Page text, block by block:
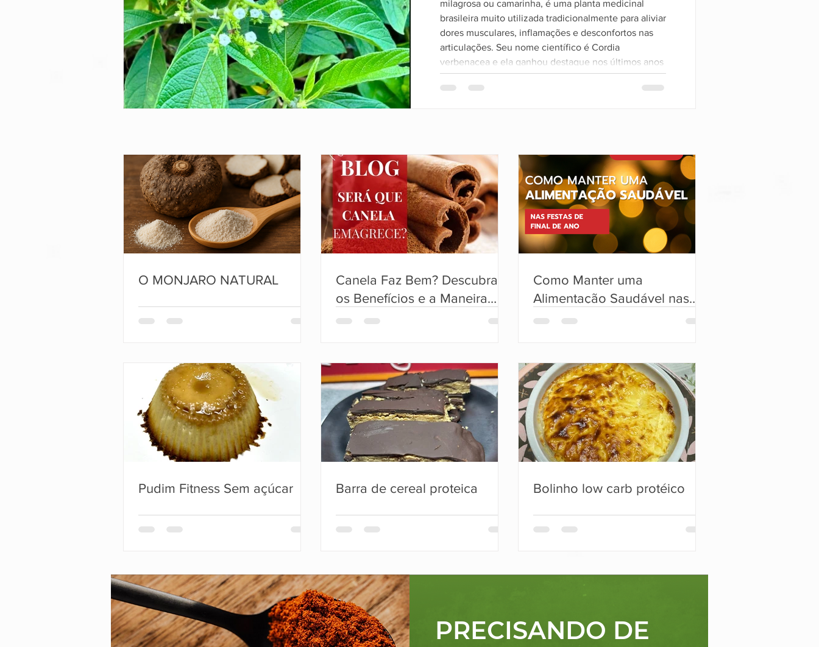
milagrosa ou camarinha, é uma planta medicinal
brasileira muito utilizada tradicionalmente para aliviar
dores musculares, inflamações e desconfortos nas
articulações. Seu nome científico é Cordia
verbenacea e ela ganhou destaque nos últimos anos
devido ao interesse científico em suas propriedades
anti-inflamatórias e analgésicas.
O MONJARO NATURAL
Canela Faz Bem? Descubra
os Benefícios e a Maneira
Certa de Usar!
Como Manter uma
Alimentação Saudável nas
Festas de Fim de Ano
Pudim Fitness Sem açúcar Barra de cereal proteica Bolinho low carb protéico
PRECISANDO DE